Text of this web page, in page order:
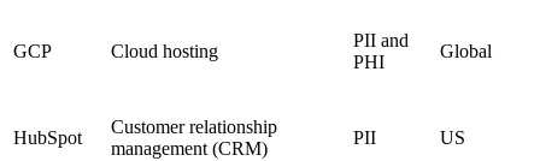
GCP Cloud hosting
PII and
PHI
Global
HubSpot
Customer relationship
management (CRM)
PII US